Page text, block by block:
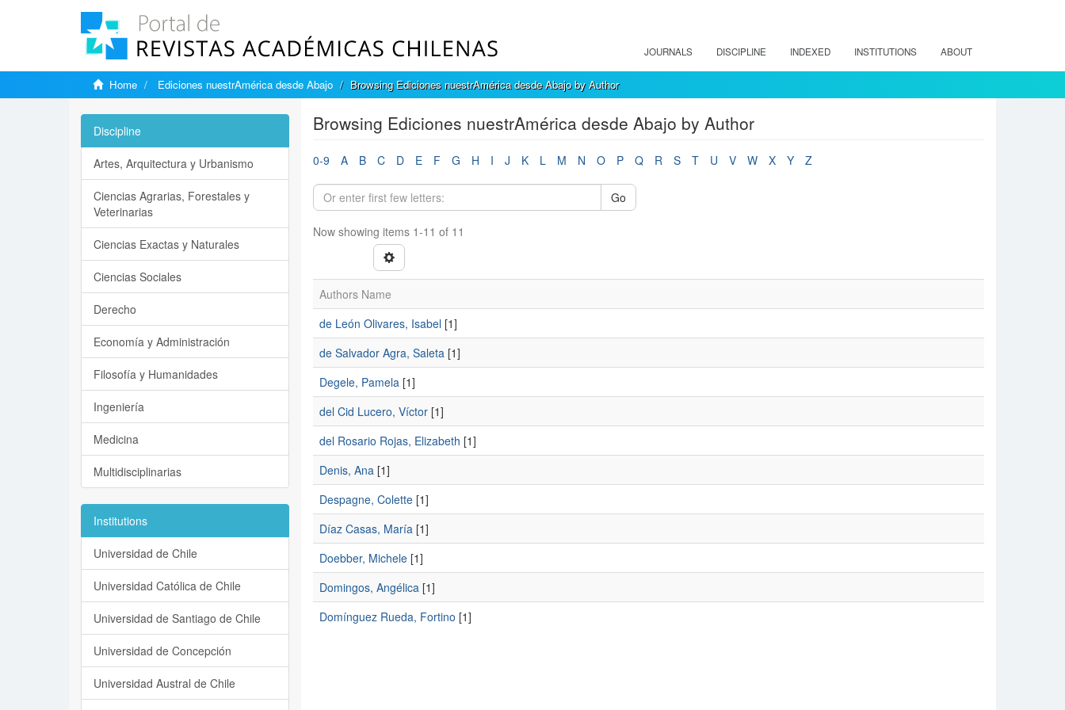
JOURNALS DISCIPLINE INDEXED INSTITUTIONS ABOUT
Home Ediciones nuestrAmérica desde Abajo Browsing Ediciones nuestrAmérica desde Abajo by Author
Browsing Ediciones nuestrAmérica desde Abajo by Author
0-9 A B C D E F G H I J K L M N O P Q R S T U V W X Y Z
Go
Now showing items 1-11 of 11
Authors Name
de León Olivares, Isabel[1]
de Salvador Agra, Saleta[1]
Degele, Pamela[1]
del Cid Lucero, Víctor[1]
del Rosario Rojas, Elizabeth [1]
Denis, Ana[1]
Despagne, Colette[1]
Díaz Casas, María[1]
Doebber, Michele[1]
Domingos, Angélica[1]
Domínguez Rueda, Fortino [1]
Discipline
Artes, Arquitectura y Urbanismo
Ciencias Agrarias, Forestales y
Veterinarias
Ciencias Exactas y Naturales
Ciencias Sociales
Derecho
Economía y Administración
Filosofía y Humanidades
Ingeniería
Medicina
Multidisciplinarias
Institutions
Universidad de Chile
Universidad Católica de Chile
Universidad de Santiago de Chile
Universidad de Concepción
Universidad Austral de Chile